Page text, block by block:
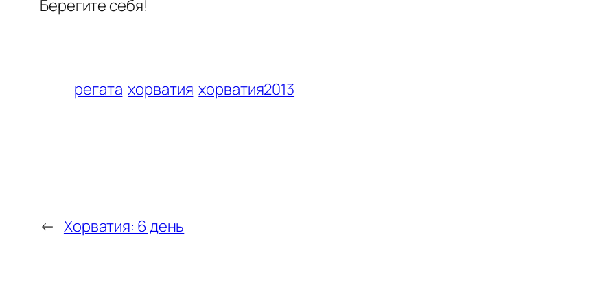
Берегите себя!
регата хорватия хорватия2013
← Хорватия: 6 день